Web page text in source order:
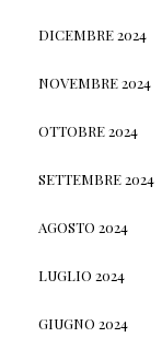
DICEMBRE 2024
NOVEMBRE 2024
OTTOBRE 2024
SETTEMBRE 2024
AGOSTO 2024
LUGLIO 2024
GIUGNO 2024